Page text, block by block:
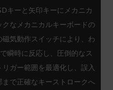
キーと矢印キーにメカニカ
なメカニカルキーボードの
気動作スイッチにより、わ
瞬時に反応し、圧倒的なス
ガー範囲を最適化し、誤入
で正確なキーストロークへ